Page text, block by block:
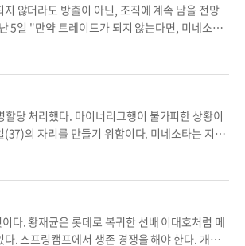
뒤 2016년 복귀를 노렸으나 통증이 재발했다.
전력으로 평가받지는 못했다. 과거 3선발이었던
플링(27) 등과 5선발 옵션으로 분류됐다. 이
않더라도 방출이 아닌, 조직에 계속 남을 전망
고 설명했다. 로젠탈의 보도 이후
을 기다릴 것"이라고 전망했다. 웨이버 클레임(양
방출을 결정하면 잔여 연봉은 미네소타에서 지
성
프닝으로 끝날 전망이다. 사실 방출 이후 박병호
황에선 (한국으로) 돌아갈 수 없다. 바닥에서
당 처리했다. 마이너리그행이 불가피한 상황이
영입을 위해 포스
이다. 기대가 적지 않았음을 알 수 있었다. 박
확성에 문제가 드러났고, 삼진-볼넷 비율도 좋지
처럼 메